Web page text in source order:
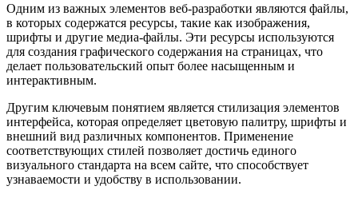
Одним из важных элементов веб-разработки являются файлы,
в которых содержатся ресурсы, такие как изображения,
шрифты и другие медиа-файлы. Эти ресурсы используются
для создания графического содержания на страницах, что
делает пользовательский опыт более насыщенным и
интерактивным.
Другим ключевым понятием является стилизация элементов
интерфейса, которая определяет цветовую палитру, шрифты и
внешний вид различных компонентов. Применение
соответствующих стилей позволяет достичь единого
визуального стандарта на всем сайте, что способствует
узнаваемости и удобству в использовании.